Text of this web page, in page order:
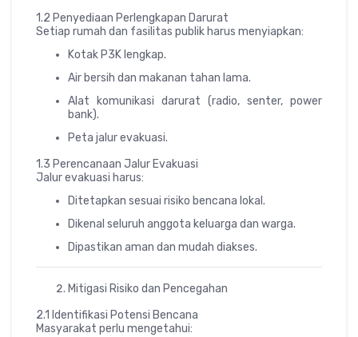
1.2 Penyediaan Perlengkapan Darurat
Setiap rumah dan fasilitas publik harus menyiapkan:
Kotak P3K lengkap.
Air bersih dan makanan tahan lama.
Alat komunikasi darurat (radio, senter, power
bank).
Peta jalur evakuasi.
1.3 Perencanaan Jalur Evakuasi
Jalur evakuasi harus:
Ditetapkan sesuai risiko bencana lokal.
Dikenal seluruh anggota keluarga dan warga.
Dipastikan aman dan mudah diakses.
Mitigasi Risiko dan Pencegahan
2.1 Identifikasi Potensi Bencana
Masyarakat perlu mengetahui: